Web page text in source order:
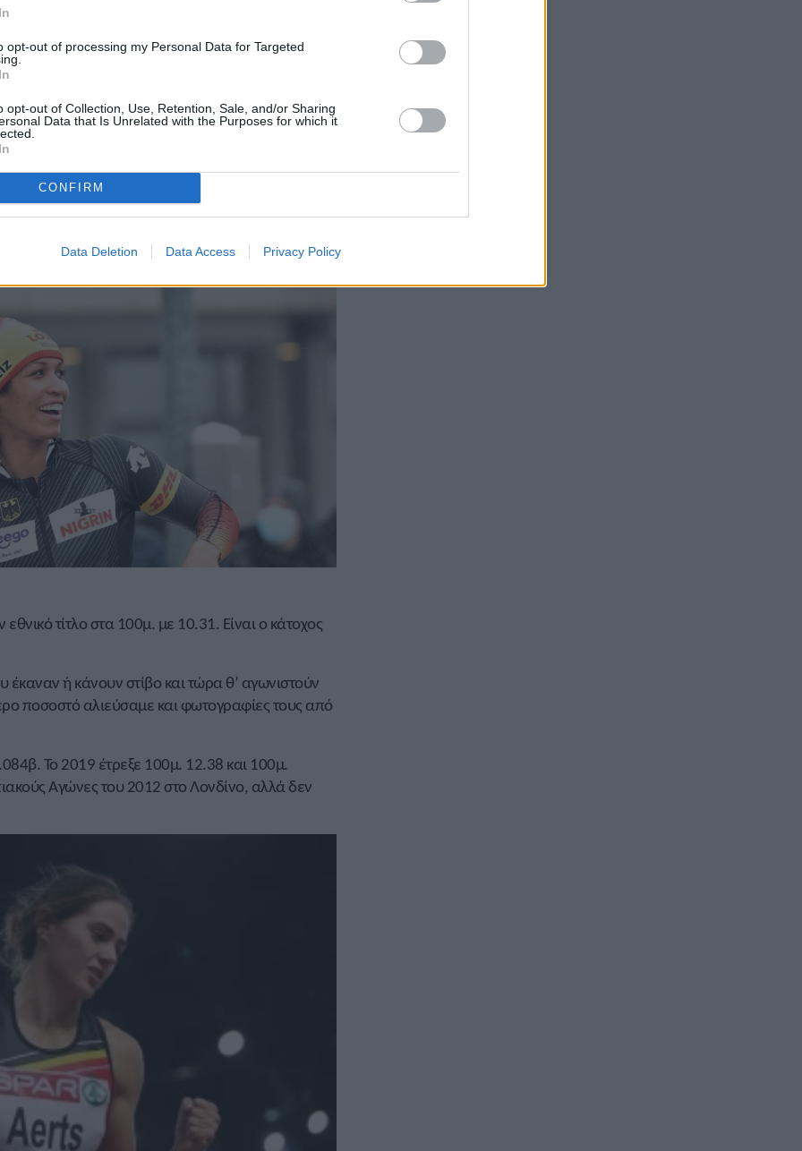
opt-out of processing my Personal Data for Targeted
opt-out of Collection, Use, Retention, Sale, and/or Sharing
Data that Is Unrelated with the Purposes for which it
CONFIRM
Data Deletion Data Access Privacy Policy
συμμετοχών των 163 αθλητών και αθλητριών
Ολυμπιακούς Αγώνες στο Πεκίνο.
και οι περισσότεροι είναι…φακελωμένοι
η
συμμετείχε στους
100μ. Θα έχει παρτενέρ την
τίτλο στα 100μ. με 10.31. Είναι ο κάτοχος
ή κάνουν στίβο και τώρα θ’ αγωνιστούν
ποσοστό αλιεύσαμε και φωτογραφίες τους από
Το 2019 έτρεξε 100μ. 12.38 και 100μ.
Αγώνες του 2012 στο Λονδίνο, αλλά δεν